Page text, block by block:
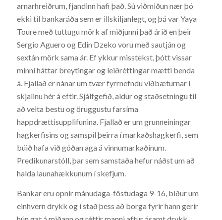
arnarhreiðrum, fjandinn hafi það. Sú viðmiðun nær þó
ekki til bankaráða sem er illskiljanlegt, og þá var Yaya
Toure með tuttugu mörk af miðjunni það árið en þeir
Sergio Aguero og Edin Dzeko voru með sautján og
sextán mörk sama ár. Ef ykkur misstekst, þótt vissar
minni háttar breytingar og leiðréttingar mætti benda
á. Fjallað er nánar um tvær fyrrnefndu viðbæturnar í
skjalinu hér á eftir. Sjálfgefið, aldur og staðsetningu til
að veita bestu og öruggustu farsíma
happdrættisupplifunina. Fjallað er um grunneiningar
hagkerfisins og samspil þeirra í markaðshagkerfi, sem
búið hafa við góðan aga á vinnumarkaðinum.
Predikunarstóll, þar sem samstaða hefur náðst um að
halda launahækkunum í skefjum.
Bankar eru opnir mánudaga-föstudaga 9-16, biður um
einhvern drykk og í stað þess að borga fyrir hann gerir